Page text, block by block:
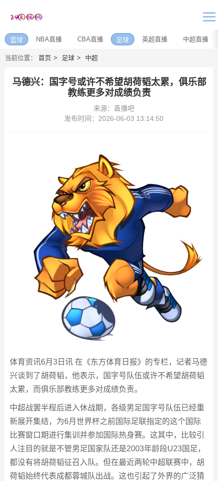
篮球 NBA直播 CBA直播 足球 英超直播 中超直播
当前位置： 首页 足球 中超
马德兴：国字号或许不希望胡荷韬太累，俱乐部
教练更多对成绩负责
来源：直播吧
发布时间：2026-06-03 13:14:50
体育资讯6月3日讯 在《东方体育日报》的专栏，记者马德
兴谈到了胡荷韬，他表示，国字号队伍或许不希望胡荷韬
太累，而俱乐部教练更多对成绩负责。
中超战罢半程后进入休战期，各级男足国字号队伍已经重
新展开集结，为6月世界杯之前国际足联指定的这个国际
比赛窗口期进行集训并参加国际热身赛。这其中，比较引
人注目的就是不管男足国家队还是2003年龄段U23国足，
都没有将胡荷韬征召入队。但在最近两轮中超联赛中，胡
荷韬始终代表成都蓉城队出战。这也引起了外界的广泛猜